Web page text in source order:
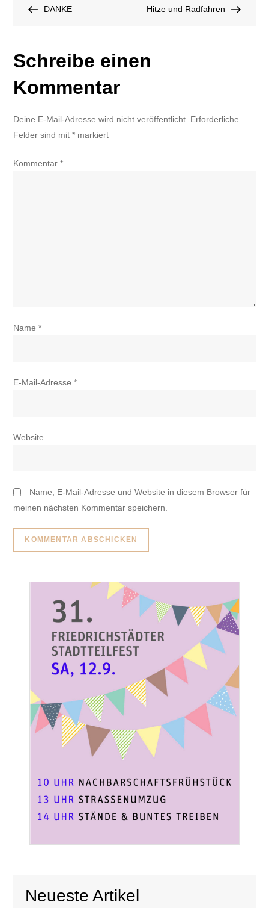
Dresden
PostDANKE Post
Hitze und Radfahren
Schreibe einen
Kommentar
Deine E-Mail-Adresse wird nicht veröffentlicht. Erforderliche
Felder sind mit* markiert
Kommentar*
Name*
E-Mail-Adresse*
Website
Name, E-Mail-Adresse und Website in diesem Browser für
meinen nächsten Kommentar speichern.
Neueste Artikel